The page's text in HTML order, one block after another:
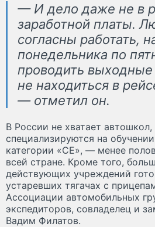
— И дело даже не в
заработной платы.
согласны работать,
понедельника по
проводить
не находиться в
— отметил он.
В России не хватает
специализируются на
категории «CE», — менее
всей стране. Кроме того,
действующих учреждений
устаревших тягачах с
Ассоциации автомобильных
экспедиторов, совладелец и
Вадим Филатов.